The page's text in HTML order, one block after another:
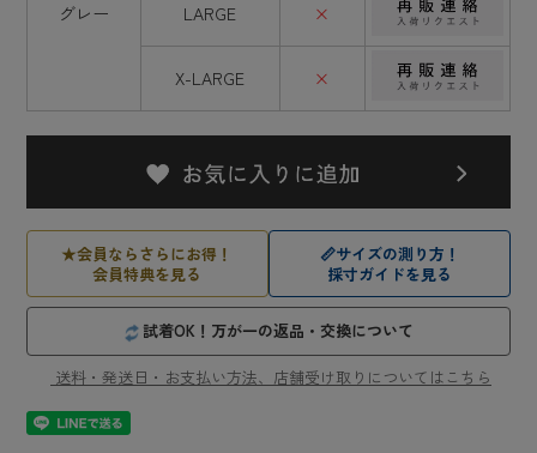
グレー LARGE ×
X-LARGE ×
★会員ならさらにお得！
会員特典を見る
📏サイズの測り方！
採寸ガイドを見る
試着OK！万が一の返品・交換について
送料・発送日・お支払い方法、店舗受け取りについてはこちら